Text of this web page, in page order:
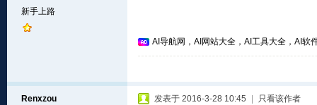
新手上路
AI导航网，AI网站大全，AI工具大全，AI软
Renxzou 发表于 2016-3-28 10:45 只看该作者